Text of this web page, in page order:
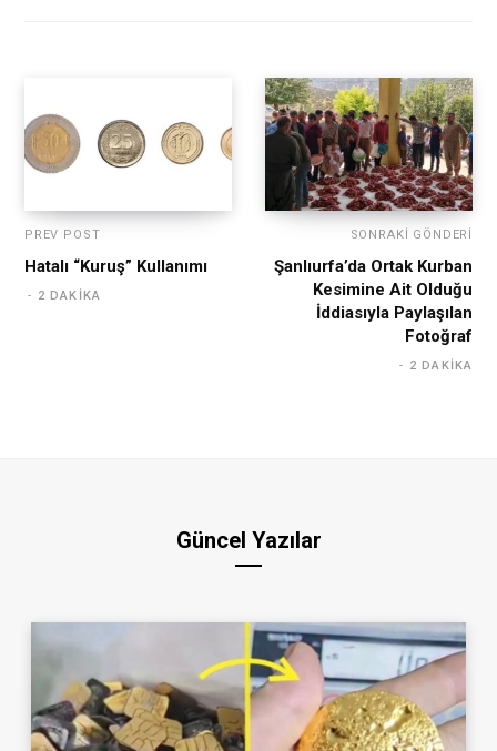
PREV POST
Hatalı “Kuruş” Kullanımı
2 DAKIKA
SONRAKI GÖNDERI
Şanlıurfa’da Ortak Kurban
Kesimine Ait Olduğu
İddiasıyla Paylaşılan
Fotoğraf
2 DAKIKA
Güncel Yazılar